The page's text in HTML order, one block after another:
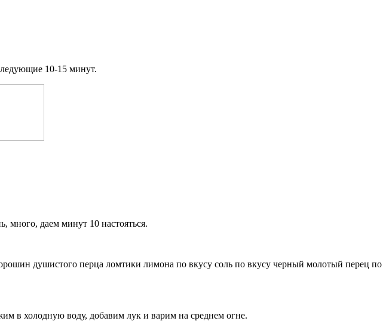
10-15 минут.
много, даем минут 10 настояться.
душистого перца ломтики лимона по вкусу соль по вкусу черный молотый перец по
в холодную воду, добавим лук и варим на среднем огне.